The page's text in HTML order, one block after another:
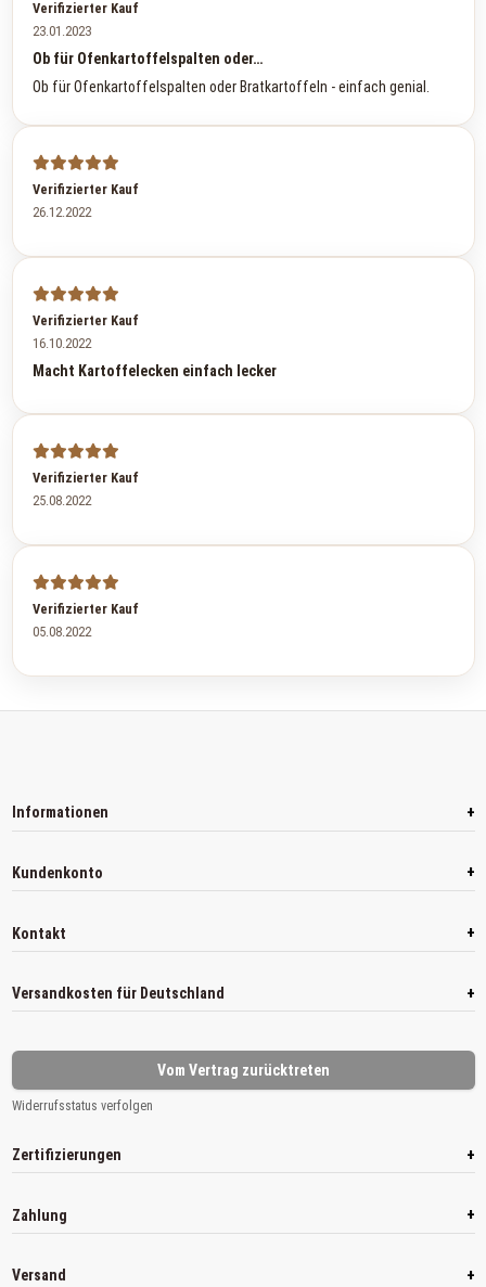
Verifizierter Kauf
23.01.2023
Ob für Ofenkartoffelspalten oder…
Ob für Ofenkartoffelspalten oder Bratkartoffeln - einfach genial.
Verifizierter Kauf
26.12.2022
Verifizierter Kauf
16.10.2022
Macht Kartoffelecken einfach lecker
Verifizierter Kauf
25.08.2022
Verifizierter Kauf
05.08.2022
Informationen +
Kundenkonto +
Kontakt +
Versandkosten für Deutschland +
Vom Vertrag zurücktreten
Widerrufsstatus verfolgen
Zertifizierungen +
Zahlung +
Versand +